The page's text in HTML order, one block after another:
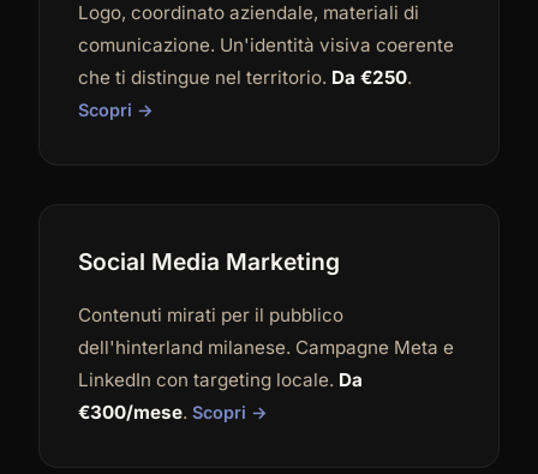
Logo, coordinato aziendale, materiali di
comunicazione. Un'identità visiva coerente
che ti distingue nel territorio. Da €250.
Scopri →
Social Media Marketing
Contenuti mirati per il pubblico
dell'hinterland milanese. Campagne Meta e
LinkedIn con targeting locale. Da
€300/mese. Scopri →